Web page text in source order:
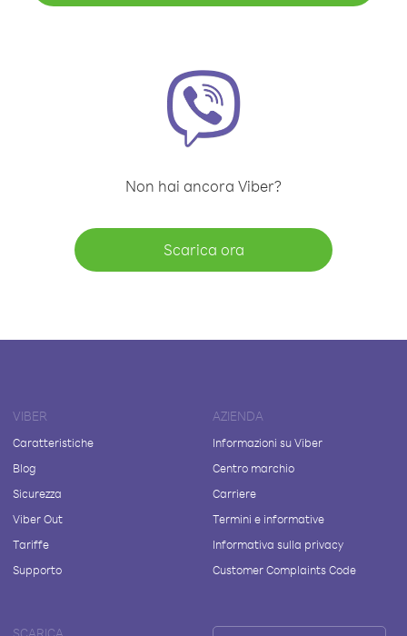
Non hai ancora Viber?
Scarica ora
VIBER
Caratteristiche
Blog
Sicurezza
Viber Out
Tariffe
Supporto
AZIENDA
Informazioni su Viber
Centro marchio
Carriere
Termini e informative
Informativa sulla privacy
Customer Complaints Code
SCARICA